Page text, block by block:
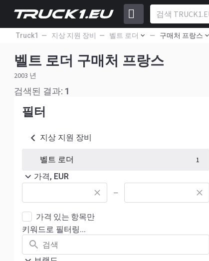
Truck1 지상 지원 장비 벨트 로더 구매처 프랑스
벨트 로더 구매처 프랑스
2003 년
검색된 결과: 1
필터
지상 지원 장비
벨트 로더 1
가격, EUR
—
가격 있는 항목만
키워드로 필터링...